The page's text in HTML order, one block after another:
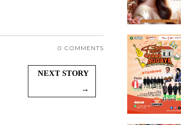
0 COMMENTS
NEXT STORY
→